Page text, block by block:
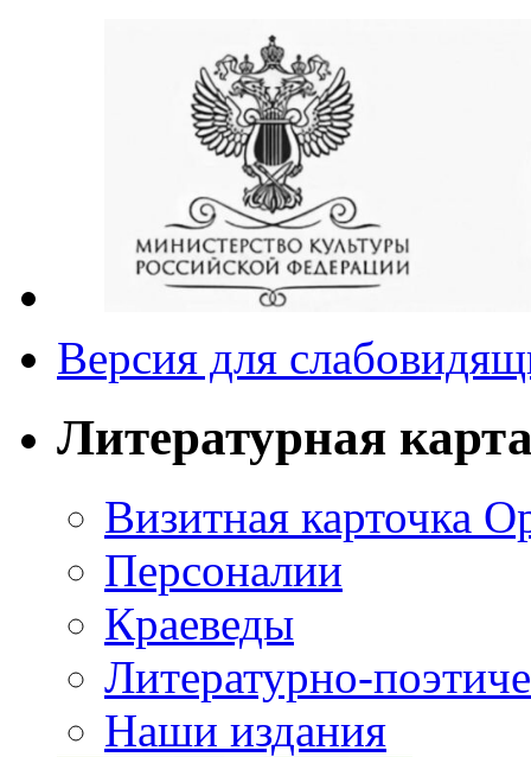
Версия для
Литературная
Визитная карточка
Персоналии
Краеведы
Литературно-
Наши издания